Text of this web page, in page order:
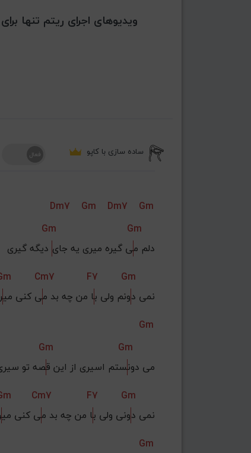
ویدیوهای اجرای ریتم تنها
ساده سازی با کاپو
Dm7 Gm Dm7
Gm
Gm
Gm
دلم می گیره میری یه جای دیگه گیری
Cm7 F7
Gm
نمی دونم ولی با من چه بد می کنی می
Gm
Gm
Gm
می دونستم اسیری از این قصه تو
Cm7 F7
Gm
نمی دونی ولی با من چه بد می کنی می
Gm